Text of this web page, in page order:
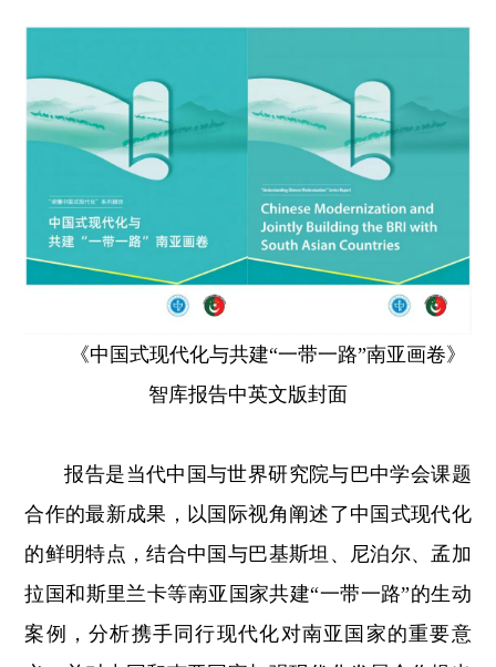
《中国式现代化与共建“一带一路”南亚画卷》
智库报告中英文版封面
报告是当代中国与世界研究院与巴中学会课题
合作的最新成果，以国际视角阐述了中国式现代化
的鲜明特点，结合中国与巴基斯坦、尼泊尔、孟加
拉国和斯里兰卡等南亚国家共建“一带一路”的生动
案例，分析携手同行现代化对南亚国家的重要意